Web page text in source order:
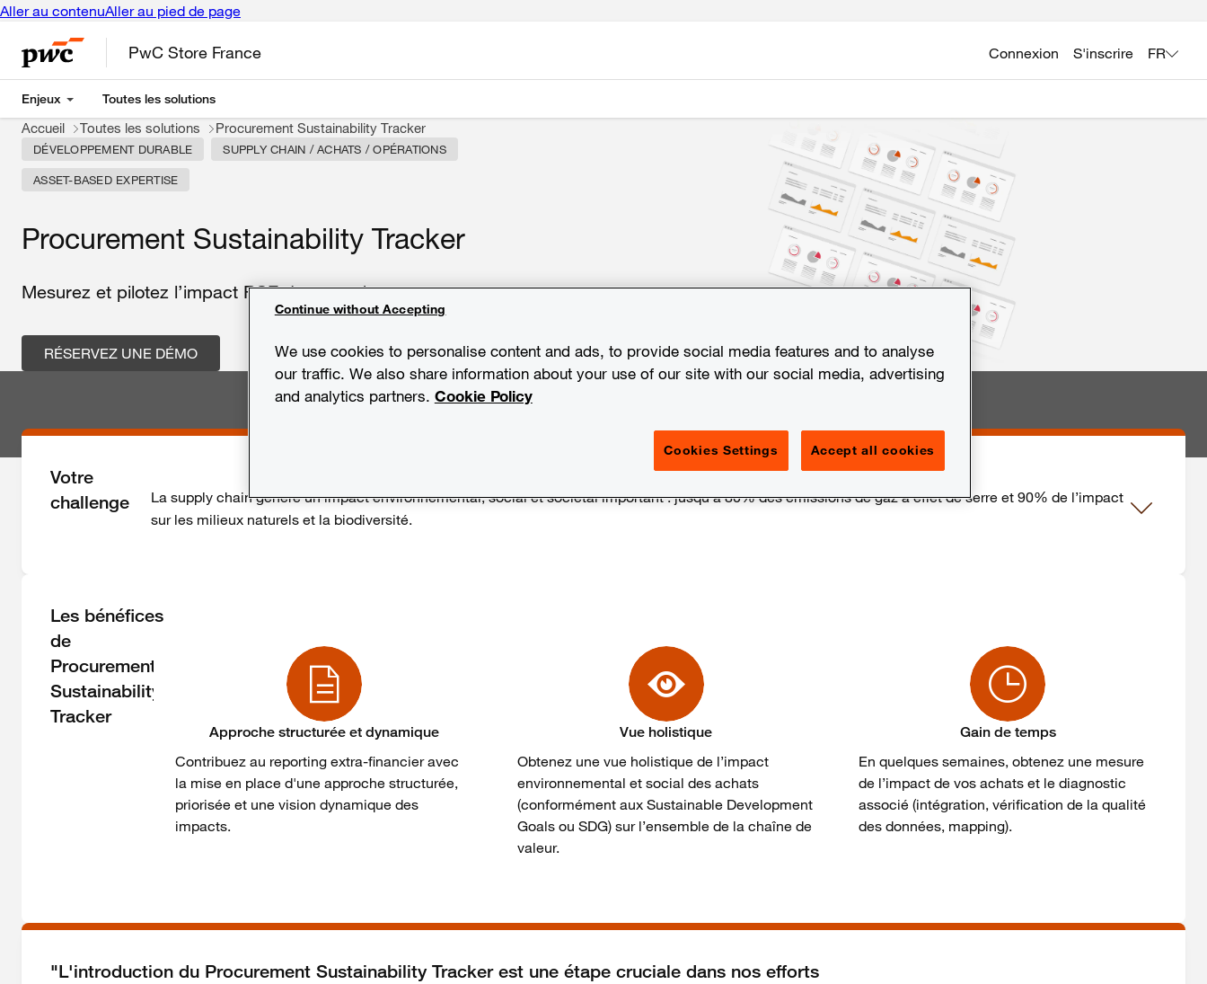
Aller au contenuAller au pied de page
PwC Store France
Enjeux Toutes les solutions
Connexion S'inscrire FR
Accueil Toutes les solutions Procurement Sustainability Tracker
DÉVELOPPEMENT DURABLE SUPPLY CHAIN / ACHATS / OPÉRATIONS
ASSET-BASED EXPERTISE
Procurement Sustainability Tracker
Mesurez et pilotez l’impact RSE de vos achats
RÉSERVEZ UNE DÉMO
Votre
challenge
La supply chain génère un impact environnemental, social et sociétal important : jusqu'à 80% des émissions de gaz à effet de serre et 90% de l’impact
sur les milieux naturels et la biodiversité.
Les bénéfices
de
Procurement
Sustainability
Tracker
Approche structurée et dynamique
Contribuez au reporting extra-financier avec
la mise en place d'une approche structurée,
priorisée et une vision dynamique des
impacts.
Vue holistique
Obtenez une vue holistique de l’impact
environnemental et social des achats
(conformément aux Sustainable Development
Goals ou SDG) sur l’ensemble de la chaîne de
valeur.
Gain de temps
En quelques semaines, obtenez une mesure
de l’impact de vos achats et le diagnostic
associé (intégration, vérification de la qualité
des données, mapping).
"L'introduction du Procurement Sustainability Tracker est une étape cruciale dans nos efforts
We use cookies to personalise content and ads, to provide social media features and to analyse
our traffic. We also share information about your use of our site with our social media, advertising
and analytics partners. Cookie Policy
Cookies Settings Accept all cookies
Continue without Accepting